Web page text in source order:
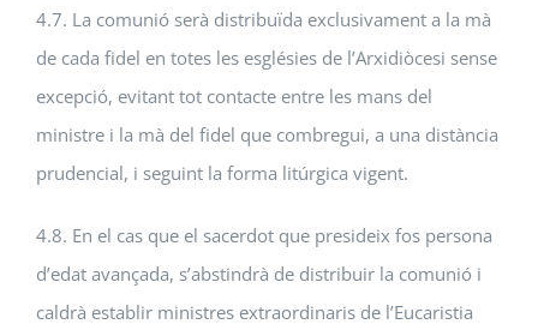
4.7. La comunió serà distribuïda exclusivament a la mà
de cada fidel en totes les esglésies de l’Arxidiòcesi sense
excepció, evitant tot contacte entre les mans del
ministre i la mà del fidel que combregui, a una distància
prudencial, i seguint la forma litúrgica vigent.
4.8. En el cas que el sacerdot que presideix fos persona
d’edat avançada, s’abstindrà de distribuir la comunió i
caldrà establir ministres extraordinaris de l’Eucaristia